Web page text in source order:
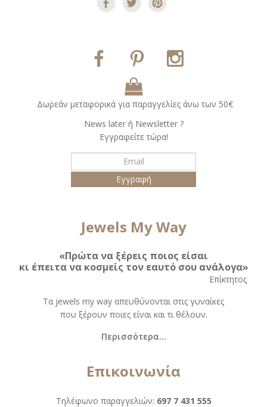
Δωρεάν μεταφορικά για παραγγελίες άνω των 50€
Νews later ή Νewsletter ?
Εγγραφείτε τώρα!
Jewels My Way
«Πρώτα να ξέρεις ποιος είσαι
κι έπειτα να κοσμείς τον εαυτό σου ανάλογα»
Eπίκτητος
Τα jewels my way απευθύνονται στις γυναίκες
που ξέρουν ποιες είναι και τι θέλουν.
Περισσότερα...
Επικοινωνία
Τηλέφωνο παραγγελιών: 697 7 431 555